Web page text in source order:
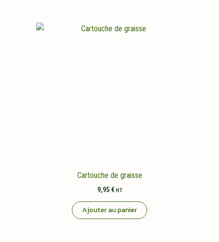
Cartouche de graisse
9,95 € HT
Ajouter au panier